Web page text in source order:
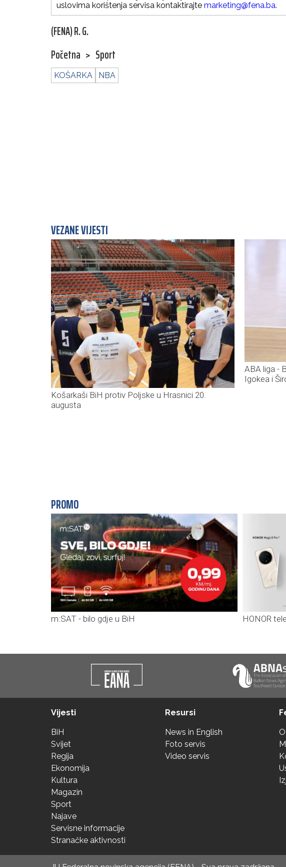
uslovima korištenja servisa kontaktirajte marketing@fena.ba.
(FENA) R. G.
Početna > Sport
KOŠARKA NBA
VEZANE VIJESTI
Košarkaši BiH protiv Poljske u Hrasnici 20.
augusta
ABA liga -
Igokea i
PROMO
m:SAT - bilo gdje u BiH HONOR
Vijesti
BiH
Svijet
Regija
Ekonomija
Kultura
Magazin
Sport
Najave
Servisne informacije
Stranačke aktivnosti
Resursi
News in English
Foto servis
Video servis